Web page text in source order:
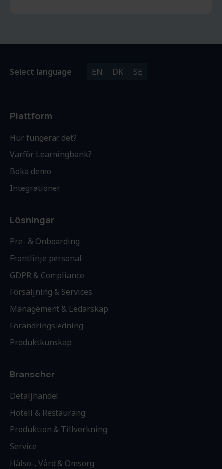
Select language EN DK SE
Plattform
Hur fungerar det?
Varför Learningbank?
Boka demo
Integrationer
Lösningar
Pre- & Onboarding
Frontlinje personal
GDPR & Compliance
Försäljning & Services
Management & Ledarskap
Förändringsledning
Produktkunskap
Branscher
Detaljhandel
Hotell & Restaurang
Produktion & Tillverkning
Service
Hälso-, Vård & Omsorg